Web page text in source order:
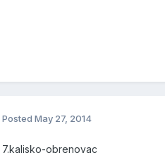
Posted May 27, 2014
7.kalisko-obrenovac